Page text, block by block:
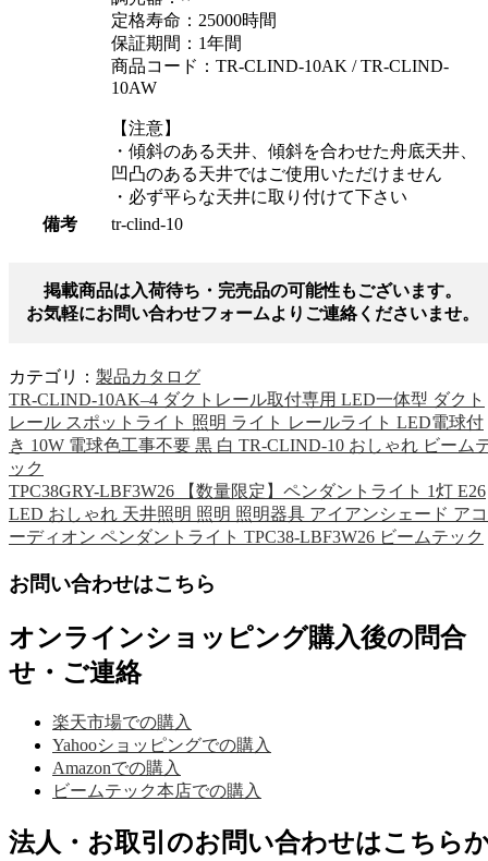
定格寿命：25000時間
保証期間：1年間
商品コード：TR-CLIND-10AK / TR-CLIND-
10AW
【注意】
・傾斜のある天井、傾斜を合わせた舟底天井、
凹凸のある天井ではご使用いただけません
・必ず平らな天井に取り付けて下さい
備考
tr-clind-10
掲載商品は入荷待ち・完売品の可能性もございます。
お気軽にお問い合わせフォームよりご連絡くださいませ。
カテゴリ： 製品カタログ
TR-CLIND-10AK–4 ダクトレール取付専用 LED一体型 ダクト
レール スポットライト 照明 ライト レールライト LED電球付
き 10W 電球色工事不要 黒 白 TR-CLIND-10 おしゃれ ビーム
ック
TPC38GRY-LBF3W26 【数量限定】ペンダントライト 1灯 E26
LED おしゃれ 天井照明 照明 照明器具 アイアンシェード アコ
ーディオン ペンダントライト TPC38-LBF3W26 ビームテック
お問い合わせはこちら
オンラインショッピング購入後の問合
せ・ご連絡
楽天市場での購入
Yahooショッピングでの購入
Amazonでの購入
ビームテック本店での購入
法人・お取引のお問い合わせはこちら